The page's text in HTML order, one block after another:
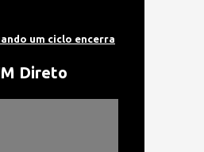
um ciclo encerra
Direto